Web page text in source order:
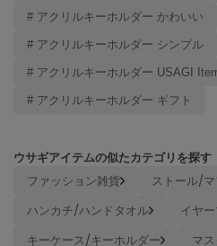
サンリオハウス
SESAME STREET MARKET
セサミストリートマーケット
Sneakers by emmi
Snow Peak
# アクリルキーホルダー かわいい
# アクリルキーホルダー シンプル
# アクリルキーホルダー USAGI
# アクリルキーホルダー ギフト
ウサギアイテムの似たカテゴリを探す
ファッション雑貨
ストール/
ハンカチ/ハンドタオル
イヤ
キーケース/キーホルダー
マ